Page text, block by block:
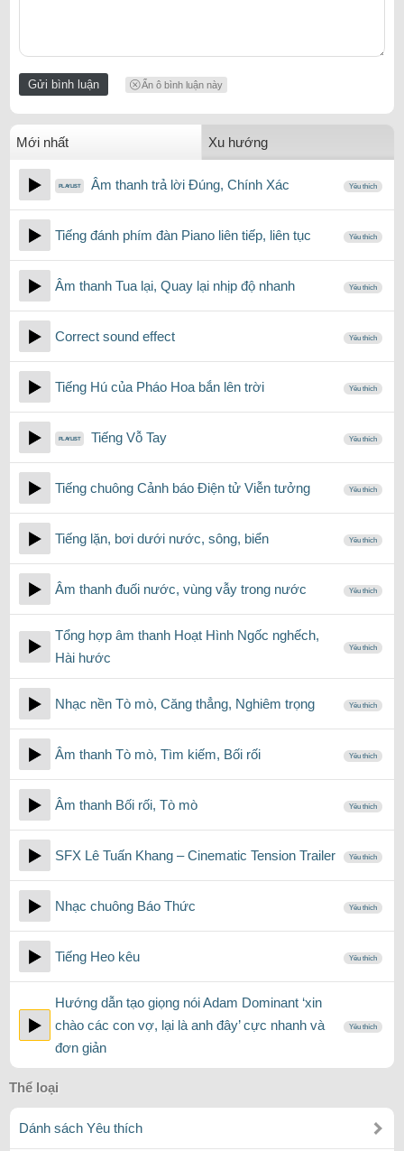
Ẩn ô bình luận này
Mới nhất Xu hướng
Âm thanh trả lời Đúng, Chính Xác Yêu thích
Tiếng đánh phím đàn Piano liên tiếp, liên tục Yêu thích
Âm thanh Tua lại, Quay lại nhịp độ nhanh Yêu thích
Correct sound effect Yêu thích
Tiếng Hú của Pháo Hoa bắn lên trời Yêu thích
Tiếng Vỗ Tay Yêu thích
Tiếng chuông Cảnh báo Điện tử Viễn tưởng Yêu thích
Tiếng lặn, bơi dưới nước, sông, biển Yêu thích
Âm thanh đuối nước, vùng vẫy trong nước Yêu thích
Tổng hợp âm thanh Hoạt Hình Ngốc nghếch,
Hài hước
Yêu thích
Nhạc nền Tò mò, Căng thẳng, Nghiêm trọng Yêu thích
Âm thanh Tò mò, Tìm kiếm, Bối rối Yêu thích
Âm thanh Bối rối, Tò mò Yêu thích
SFX Lê Tuấn Khang – Cinematic Tension Trailer Yêu thích
Nhạc chuông Báo Thức Yêu thích
Tiếng Heo kêu Yêu thích
Hướng dẫn tạo giọng nói Adam Dominant ‘xin
chào các con vợ, lại là anh đây’ cực nhanh và
đơn giản
Yêu thích
Thể loại
Dánh sách Yêu thích